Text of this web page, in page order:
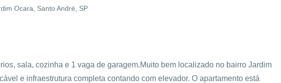
Ocara, Santo André, SP
sala, cozinha e 1 vaga de garagem.Muito bem localizado no bairro Jardim
e infraestrutura completa contando com elevador. O apartamento está